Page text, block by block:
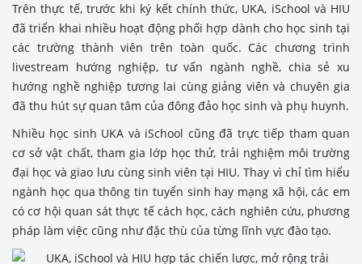
Trên thực tế, trước khi ký kết chính thức, UKA, iSchool và HIU
đã triển khai nhiều hoạt động phối hợp dành cho học sinh tại
các trường thành viên trên toàn quốc. Các chương trình
livestream hướng nghiệp, tư vấn ngành nghề, chia sẻ xu
hướng nghề nghiệp tương lai cùng giảng viên và chuyên gia
đã thu hút sự quan tâm của đông đảo học sinh và phụ huynh.
Nhiều học sinh UKA và iSchool cũng đã trực tiếp tham quan
cơ sở vật chất, tham gia lớp học thử, trải nghiệm môi trường
đại học và giao lưu cùng sinh viên tại HIU. Thay vì chỉ tìm hiểu
ngành học qua thông tin tuyển sinh hay mạng xã hội, các em
có cơ hội quan sát thực tế cách học, cách nghiên cứu, phương
pháp làm việc cũng như đặc thù của từng lĩnh vực đào tạo.